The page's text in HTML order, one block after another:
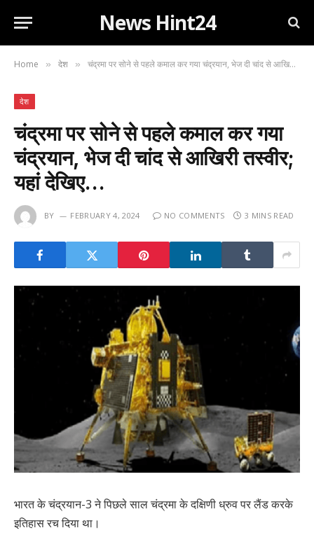
News Hint24
Home » देश » चंद्रमा पर सोने से पहले कमाल कर गया चंद्रयान, भेज दी चांद से आखिरी तस्वीर; यहां देखिए…
देश
चंद्रमा पर सोने से पहले कमाल कर गया
चंद्रयान, भेज दी चांद से आखिरी तस्वीर;
यहां देखिए…
BY FEBRUARY 4, 2024 NO COMMENTS 3 MINS READ
भारत के चंद्रयान-3 ने पिछले साल चंद्रमा के दक्षिणी ध्रुव पर लैंड करके
इतिहास रच दिया था।